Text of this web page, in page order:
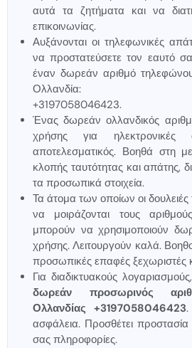
αυτά τα ζητήματα και να
επικοινωνίας.
Αυξάνονται οι τηλεφωνικές
να προστατεύσετε τον εαυτό
έναν δωρεάν αριθμό
Ολλανδία:
+3197058046423.
Ένας δωρεάν ολλανδικός
χρήσης για ηλεκτρονικές
αποτελεσματικός. Βοηθά στη
κλοπής ταυτότητας και απάτης,
τα προσωπικά στοιχεία.
Τα άτομα των οποίων οι δουλειές
να μοιράζονται τους
μπορούν να χρησιμοποιούν
χρήσης. Λειτουργούν καλά.
προσωπικές επαφές ξεχωριστές
Για διαδικτυακούς
δωρεάν προσωρινός
Ολλανδίας +3197058046423.
ασφάλεια. Προσθέτει
σας πληροφορίες.